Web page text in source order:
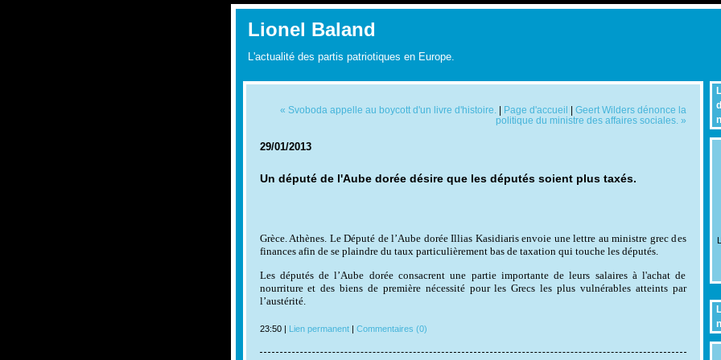
Lionel Baland
L'actualité des partis patriotiques en Europe.
« Svoboda appelle au boycott d'un livre d'histoire. | Page d'accueil | Geert Wilders dénonce la
politique du ministre des affaires sociales. »
29/01/2013
Un député de l'Aube dorée désire que les députés soient plus taxés.
Grèce. Athènes. Le Député de l’Aube dorée Illias Kasidiaris envoie une lettre au ministre grec des
finances afin de se plaindre du taux particulièrement bas de taxation qui touche les députés.
Les députés de l’Aube dorée consacrent une partie importante de leurs salaires à l'achat de
nourriture et des biens de première nécessité pour les Grecs les plus vulnérables atteints par
l’austérité.
23:50 | Lien permanent| Commentaires (0)